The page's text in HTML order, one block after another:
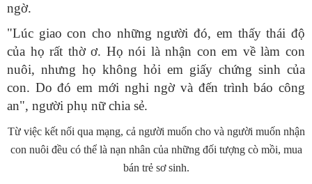
ngờ.
"Lúc giao con cho những người đó, em thấy thái độ
của họ rất thờ ơ. Họ nói là nhận con em về làm con
nuôi, nhưng họ không hỏi em giấy chứng sinh của
con. Do đó em mới nghi ngờ và đến trình báo công
an", người phụ nữ chia sẻ.
Từ việc kết nối qua mạng, cả người muốn cho và người muốn nhận
con nuôi đều có thể là nạn nhân của những đối tượng cò mồi, mua
bán trẻ sơ sinh.